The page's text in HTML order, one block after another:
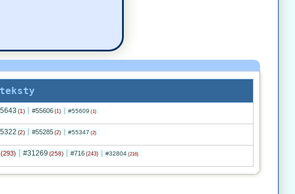
teksty
(1) #55606 (1) #55609 (1)
(2) #55285 (2) #55347 (2)
(293) #31269 (258) #716 (243) #32804 (216)